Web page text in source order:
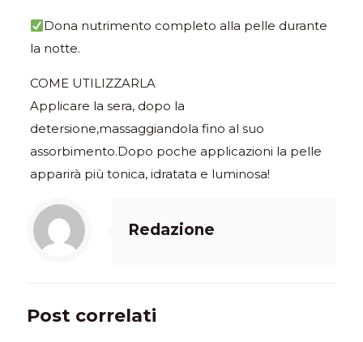
Dona nutrimento completo alla pelle durante
la notte.
COME UTILIZZARLA
Applicare la sera, dopo la
detersione,massaggiandola fino al suo
assorbimento.Dopo poche applicazioni la pelle
apparirà più tonica, idratata e luminosa!
Redazione
Post correlati